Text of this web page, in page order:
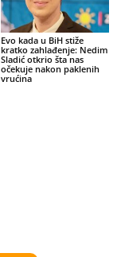
Evo kada u BiH stiže
kratko zahlađenje: Nedim
Sladić otkrio šta nas
očekuje nakon paklenih
vrućina